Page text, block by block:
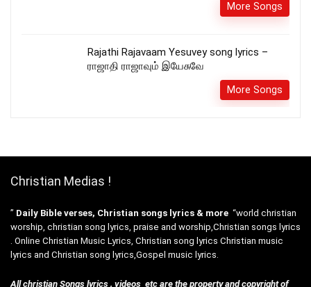
More Songs
Rajathi Rajavaam Yesuvey song lyrics –
ராஜாதி ராஜாவும் இயேசுவே
More Songs
Christian Medias !
” Daily Bible verses, Christian songs lyrics & more “world christian
worship, christian song lyrics, praise and worship,Christian songs lyrics
. Online Christian Music Lyrics, Christian song lyrics Christian music
lyrics and Christian song lyrics,Gospel music lyrics.
All christian Songs lyrics , videos etc are the property and copyright of